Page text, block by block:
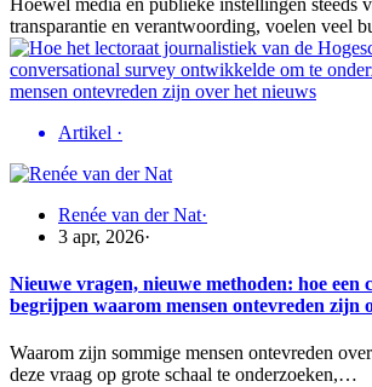
transparantie en verantwoording, voelen veel
Artikel ·
Renée van der Nat·
3 apr, 2026·
Nieuwe vragen, nieuwe methoden: hoe een
begrijpen waarom mensen ontevreden zijn
Waarom zijn sommige mensen ontevreden
deze vraag op grote schaal te onderzoeken,…